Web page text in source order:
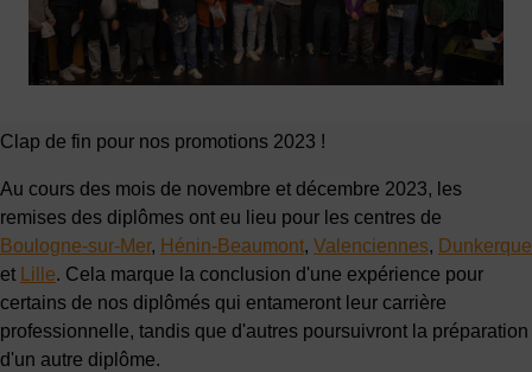
Clap de fin pour nos promotions 2023 !
Au cours des mois de novembre et décembre 2023, les
remises des diplômes ont eu lieu pour les centres de
Boulogne-sur-Mer, Hénin-Beaumont, Valenciennes, Dunkerque
et
Lille. Cela marque la conclusion d'une expérience pour
certains de nos diplômés qui entameront leur carrière
professionnelle, tandis que d'autres poursuivront la préparation
d'un autre diplôme.